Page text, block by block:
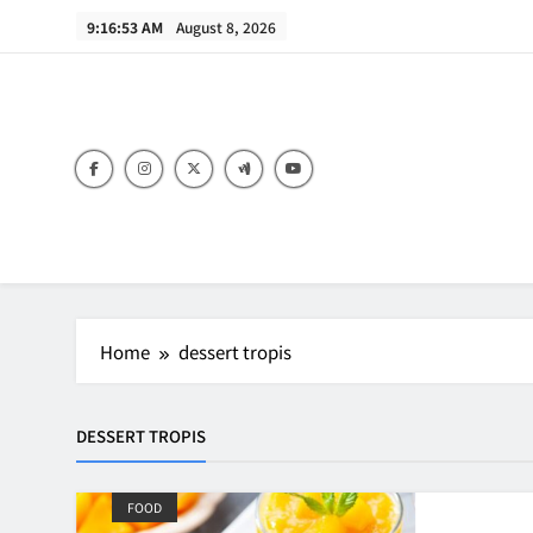
9:16:53 AM August 8, 2026
Home dessert tropis
DESSERT TROPIS
FOOD